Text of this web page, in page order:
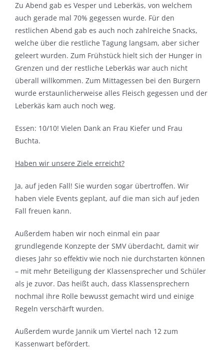
Zu Abend gab es Vesper und Leberkäs, von welchem
auch gerade mal 70% gegessen wurde. Für den
restlichen Abend gab es auch noch zahlreiche Snacks,
welche über die restliche Tagung langsam, aber sicher
geleert wurden. Zum Frühstück hielt sich der Hunger in
Grenzen und der restliche Leberkäs war auch nicht
überall willkommen. Zum Mittagessen bei den Burgern
wurde erstaunlicherweise alles Fleisch gegessen und der
Leberkäs kam auch noch weg.
Essen: 10/10! Vielen Dank an Frau Kiefer und Frau
Buchta.
Haben wir unsere Ziele erreicht?
Ja, auf jeden Fall! Sie wurden sogar übertroffen. Wir
haben viele Events geplant, auf die man sich auf jeden
Fall freuen kann.
Außerdem haben wir noch einmal ein paar
grundlegende Konzepte der SMV überdacht, damit wir
dieses Jahr so effektiv wie noch nie durchstarten können
– mit mehr Beteiligung der Klassensprecher und Schüler
als je zuvor. Das heißt auch, dass Klassensprechern
nochmal ihre Rolle bewusst gemacht wird und einige
Regeln verschärft wurden.
Außerdem wurde Jannik um Viertel nach 12 zum
Kassenwart befördert.